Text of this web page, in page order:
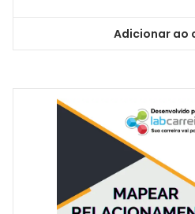
Adicionar ao